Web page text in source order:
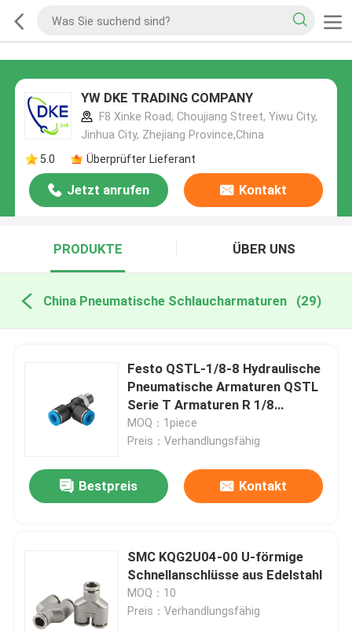
YW DKE TRADING COMPANY
F8 Xinke Road, Choujiang Street, Yiwu City,
Jinhua City, Zhejiang Province,China
5.0
Überprüfter Lieferant
Jetzt anrufen Kontakt
PRODUKTE ÜBER UNS
China Pneumatische Schlaucharmaturen (29)
Festo QSTL-1/8-8 Hydraulische
Pneumatische Armaturen QSTL
Serie T Armaturen R 1/8
Männlich bis 8 mm
MOQ：1piece
Preis：Verhandlungsfähig
Bestpreis Kontakt
SMC KQG2U04-00 U-förmige
Schnellanschlüsse aus Edelstahl
MOQ：10
Preis：Verhandlungsfähig